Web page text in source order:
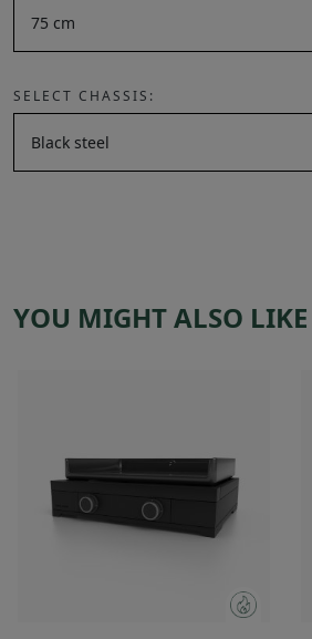
SELECT CHASSIS:
YOU MIGHT ALSO LIKE